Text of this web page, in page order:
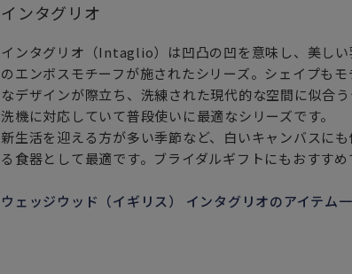
インタグリオ
インタグリオ（Intaglio）は凹凸の凹を意味し、美し
のエンボスモチーフが施されたシリーズ。シェイプも
なデザインが際立ち、洗練された現代的な空間に似合
洗機に対応していて普段使いに最適なシリーズです。
新生活を迎える方が多い季節など、白いキャンバスに
る食器として最適です。ブライダルギフトにもおすすめ
ウェッジウッド（イギリス） インタグリオのアイテム